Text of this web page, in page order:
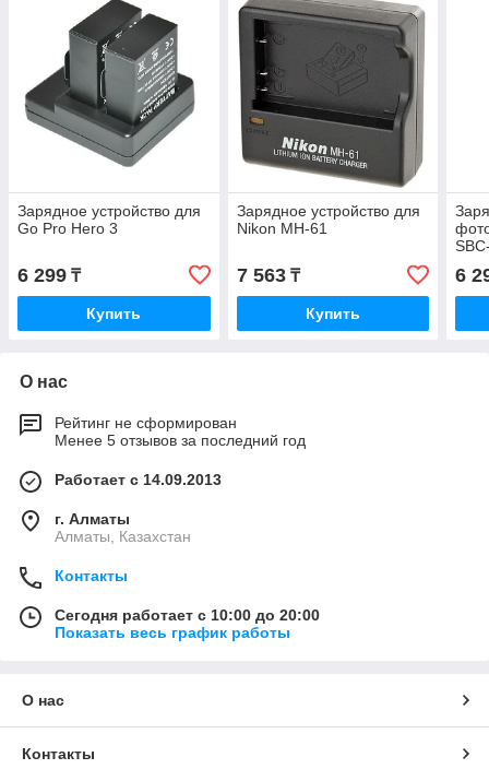
Зарядное устройство для
Go Pro Hero 3
6 299 ₸
Купить
Зарядное устройство для
Nikon MH-61
7 563₸
Купить
6
О нас
Рейтинг не сформирован
Менее 5 отзывов за последний год
Работает с 14.09.2013
г. Алматы
Алматы, Казахстан
Контакты
Сегодня работает с 10:00 до 20:00
Показать весь график работы
О нас
Контакты